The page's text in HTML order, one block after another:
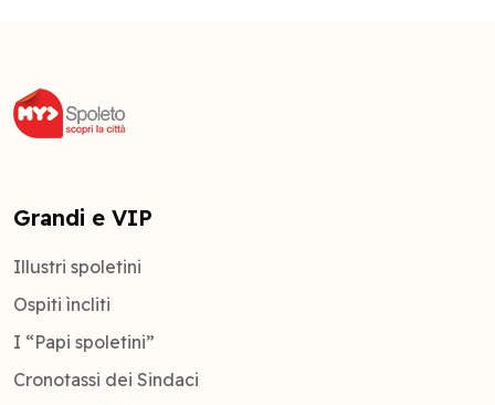
Grandi e VIP
Illustri spoletini
Ospiti ìncliti
I “Papi spoletini”
Cronotassi dei Sindaci